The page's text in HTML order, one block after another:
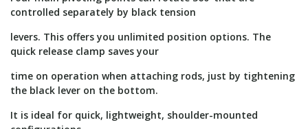
controlled separately by black tension
levers. This offers you unlimited position options. The
quick release clamp saves your
time on operation when attaching rods, just by tightening
the black lever on the bottom.
It is ideal for quick, lightweight, shoulder-mounted